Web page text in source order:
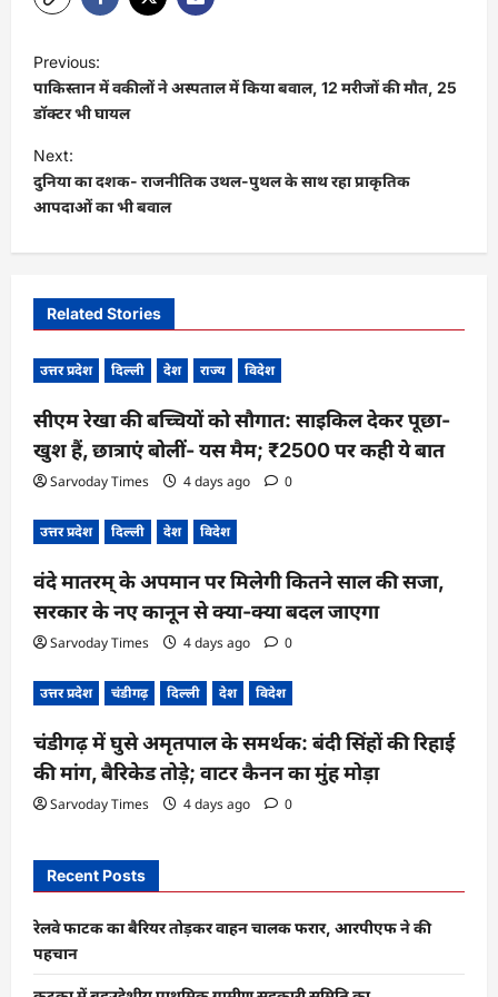
o
s
t
n
a
v
g
a
i
o
n
Previous:
पाकिस्‍तान में वकीलों ने अस्‍पताल में किया बवाल, 12 मरीजों की मौत, 25
डॉक्‍टर भी घायल
Next:
दुनिया का दशक- राजनीतिक उथल-पुथल के साथ रहा प्राकृतिक
आपदाओं का भी बवाल
Related Stories
उत्तर प्रदेश दिल्ली देश राज्य विदेश
सीएम रेखा की बच्चियों को सौगात: साइकिल देकर पूछा-
खुश हैं, छात्राएं बोलीं- यस मैम; ₹2500 पर कही ये बात
Sarvoday Times 4 days ago 0
उत्तर प्रदेश दिल्ली देश विदेश
वंदे मातरम् के अपमान पर मिलेगी कितने साल की सजा,
सरकार के नए कानून से क्या-क्या बदल जाएगा
Sarvoday Times 4 days ago 0
उत्तर प्रदेश चंडीगढ़ दिल्ली देश विदेश
चंडीगढ़ में घुसे अमृतपाल के समर्थक: बंदी सिंहों की रिहाई
की मांग, बैरिकेड तोड़े; वाटर कैनन का मुंह मोड़ा
Sarvoday Times 4 days ago 0
Recent Posts
रेलवे फाटक का बैरियर तोड़कर वाहन चालक फरार, आरपीएफ ने की
पहचान